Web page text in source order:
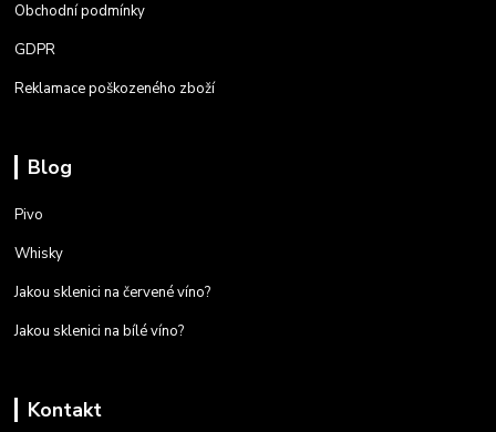
Obchodní podmínky
GDPR
Reklamace poškozeného zboží
Blog
Pivo
Whisky
Jakou sklenici na červené víno?
Jakou sklenici na bílé víno?
Kontakt